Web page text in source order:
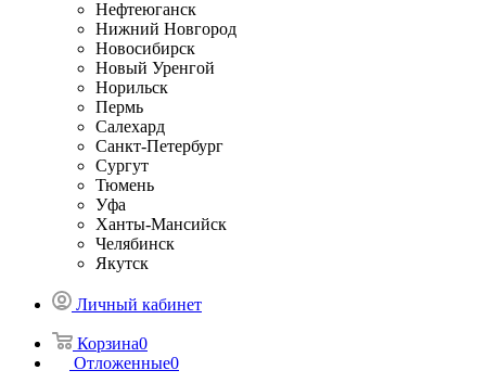
Нефтеюганск
Нижний Новгород
Новосибирск
Новый Уренгой
Норильск
Пермь
Салехард
Санкт-Петербург
Сургут
Тюмень
Уфа
Ханты-Мансийск
Челябинск
Якутск
Личный кабинет
Корзина0
Отложенные0